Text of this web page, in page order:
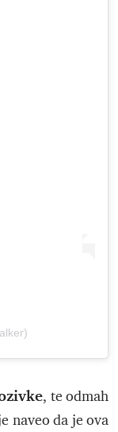
, te odmah
naveo da je ova